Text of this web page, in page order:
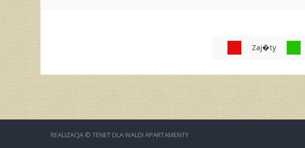
Zaj�ty
REALIZACJA © TENET DLA WALDI APARTAMENTY